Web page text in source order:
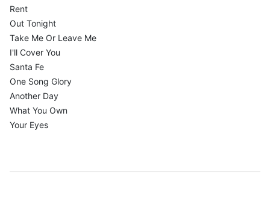
Rent
Out Tonight
Take Me Or Leave Me
I'll Cover You
Santa Fe
One Song Glory
Another Day
What You Own
Your Eyes